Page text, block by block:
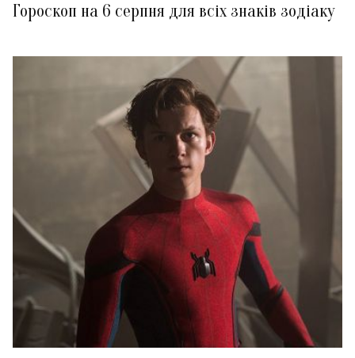
Гороскоп на 6 серпня для всіх знаків зодіаку